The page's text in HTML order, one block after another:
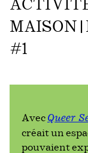
MAISON
#1
Avec Queer
créait un
pouvaient